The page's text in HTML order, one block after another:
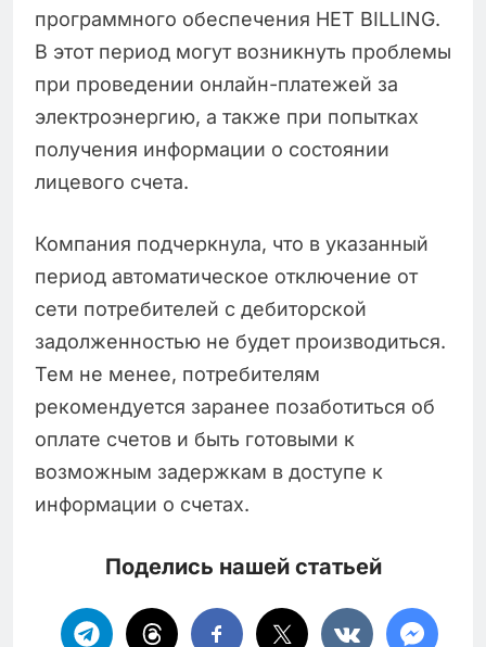
программного обеспечения HET BILLING.
В этот период могут возникнуть проблемы
при проведении онлайн-платежей за
электроэнергию, а также при попытках
получения информации о состоянии
лицевого счета.
Компания подчеркнула, что в указанный
период автоматическое отключение от
сети потребителей с дебиторской
задолженностью не будет производиться.
Тем не менее, потребителям
рекомендуется заранее позаботиться об
оплате счетов и быть готовыми к
возможным задержкам в доступе к
информации о счетах.
Поделись нашей статьей